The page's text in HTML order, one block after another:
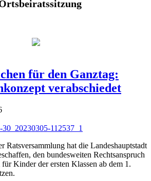
für den Ganztag:
verabschiedet
Ratsversammlung hat die Landeshauptstadt
den bundesweiten Rechtsanspruch
Kinder der ersten Klassen ab dem 1.